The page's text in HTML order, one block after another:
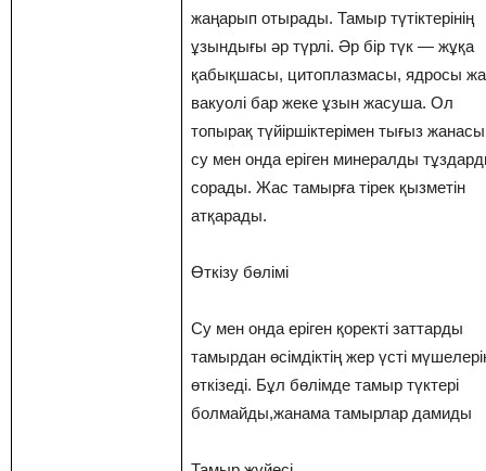
жаңарып отырады. Тамыр түтіктерінің
ұзындығы әр түрлі. Әр бір түк — жұқа
қабықшасы, цитоплазмасы, ядросы
вакуолі бар жеке ұзын жасуша. Ол
топырақ түйіршіктерімен тығыз
су мен онда еріген минералды
сорады. Жас тамырға тірек қызметін
атқарады.
Өткізу бөлімі
Су мен онда еріген қоректі заттарды
тамырдан өсімдіктің жер үсті
өткізеді. Бұл бөлімде тамыр түктері
болмайды,жанама тамырлар дамиды